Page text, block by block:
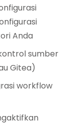
Anda
sumber
Gitea)
workflow